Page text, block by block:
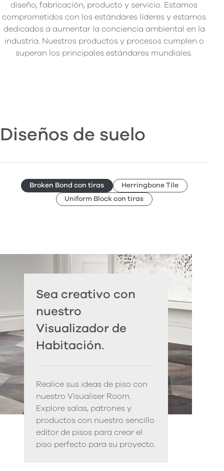
diseño, fabricación, producto y servicio. Estamos
comprometidos con los estándares líderes y estamos
dedicados a aumentar la conciencia ambiental en la
industria. Nuestros productos y procesos cumplen o
superan los principales estándares mundiales.
Diseños de suelo
Broken Bond con tiras
Herringbone Tile
Uniform Block con tiras
Sea creativo con
nuestro
Visualizador de
Habitación.
Realice sus ideas de piso con
nuestro Visualiser Room.
Explore salas, patrones y
productos con nuestro sencillo
editor de pisos para crear el
piso perfecto para su proyecto.